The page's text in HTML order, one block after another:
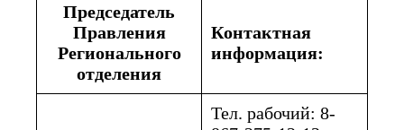
Председатель
Правления
Регионального
отделения
Контактная
информация:
Тел. рабочий: 8-
Фото заместителя
[mfile upload-file-823 filetypes:jpeg|jpg| min-file:1 max-file:1]
Численность вашего РО
Количество местных отделений